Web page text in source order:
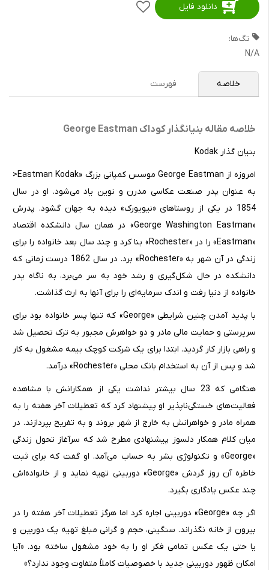
دانلود فایل
تگ‌ها:
N/A
خلاصه فهرست
خلاصه مقاله بنیانگذار کوداک George Eastman
بنیان گذار Kodak
امروزه از George Eastman موسس کمپانی بزرگ «Eastman Kodak<
به عنوان پدر صنعت عکاسی مدرن و نوین یاد می‌شود. او در سال
1854 در یکی از روستاهای «نیویورک» دیده به جهان گشود. پدرش
«George Washington Eastman» در همان سال دانشکده اقتصاد
«Eastman» را در «Rochester» بنا کرد و چند سال بعد خانواده را برای
زندگی در آن شهر به «Rochester» برد. در سال 1862 درست زمانی که
دانشکده در حال شکل‌گیری و رشد خود به سر می‌برد، به ناگاه پدر
خانواده از دنیا رفت و اندک سرمایه‌ای را برای آنها به ارث گذاشت.
با پدید آمدن چنین شرایطی «George» که تنها پسر خانواده بود برای
سرپرستی و حمایت مالی مادر و دو خواهرش مجبور به ترک تحصیل شد
و راهی بازار کار گردید. ابتدا برای یک شرکت کوچک بیمه مشغول به کار
شد و پس از آن به استخدام بانک محلی «Rochester» درآمد.
هنگامی که 23 سال بیشتر نداشت یکی از همکارانش با مشاهده
فعالیت‌های خستگی‌ناپذیر او پیشنهاد کرد که تعطیلات آخر هفته را به
همراه مادر و خواهرانش به خارج از شهر بروند و به تفریح بپردازند. در
میان کلام همکار دلسوز پیشنهادی مطرح شد که سرآغاز تحول زندگی
«George» و تکنولوژی بشر به حساب می‌آمد. او گفت که برای ثبت
خاطره آن روز گردش «George» دوربینی تهیه نماید و از خانواده‌اش
چند عکس یادگاری بگیرد.
اگر چه «George» دوربینی اجاره کرد اما هرگز تعطیلات آخر هفته را در
بیرون از خانه نگذراند. سنگینی، حجم و گرانی مبلغ تهیه یک دوربین و
یا حتی یک عکس تمامی فکر او را به خود مشغول ساخته بود. «آیا
امکان ظهور دوربینی جدید با خصوصیات کاملاً متفاوت وجود ندارد؟»